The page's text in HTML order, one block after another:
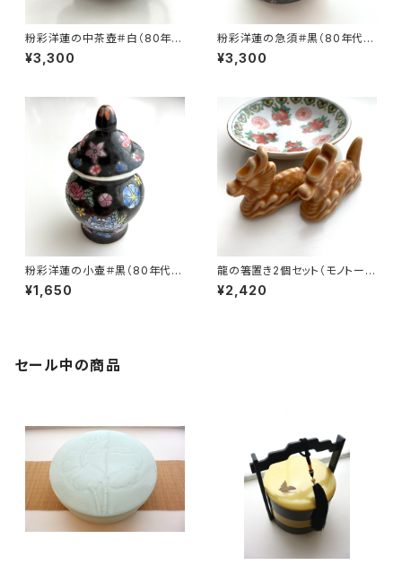
粉彩洋蓮の中茶壺＃白（80年代
景徳鎮デッドストック）
¥3,300
粉彩洋蓮の急須＃黒（80年代景
徳鎮デッドストック）
¥3,300
粉彩洋蓮の小壷＃黒（80年代景
徳鎮デッドストック）
¥1,650
龍の箸置き2個セット（モノトー
ン）
¥2,420
セール中の商品